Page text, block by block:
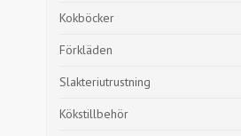
Kokböcker
Förkläden
Slakteriutrustning
Kökstillbehör